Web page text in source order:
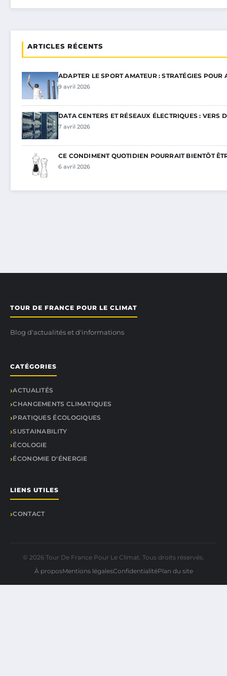
ARTICLES RÉCENTS
ADAPTER LE SPORT AMATEUR : STRATÉGIES POUR
9 avril 2026
DATA CENTERS ET RÉSEAUX ÉLECTRIQUES : VERS
7 avril 2026
CE CONDIMENT QUOTIDIEN POURRAIT BIENTÔT
6 avril 2026
TOUR DE FRANCE POUR LE CLIMAT
Blog d'actualités et d'informations
CATÉGORIES
ACTUALITÉS
CHANGEMENTS CLIMATIQUES
PRATIQUES ÉCOLOGIQUES
SUSTAINABILITY
ÉCOLOGIE
ÉCONOMIE D'ÉNERGIE
LIENS UTILES
CONTACT
© 2026 Tour De France Pour Le Climat. Tous droits réservés.
À proposMentions légalesConfidentialitéPlan du site